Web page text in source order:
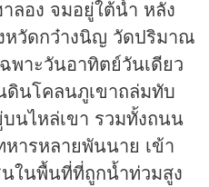
ลอง จมอยู่ใต้น้ำ หลัง
หวัดกว๋างนิญ วัดปริมาณ
พาะวันอาทิตย์วันเดียว
ดินโคลนภูเขาถล่มทับ
นไหล่เขา รวมทั้งถนน
ารหลายพันนาย เข้า
ในพื้นที่ที่ถูกน้ำท่วมสูง